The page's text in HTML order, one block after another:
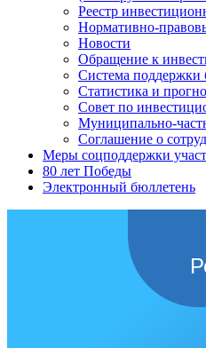
Реестр
Нормативно-
Новости
Обращение к
Система поддержки
Статистика и
Совет по
Муниципально-
Соглашение о
Меры соцподдержки
80 лет Победы
Электронный бюллетень